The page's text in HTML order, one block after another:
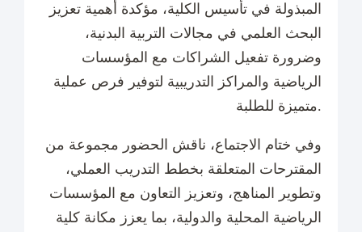
المبذولة في تأسيس الكلية، مؤكدة أهمية تعزيز
البحث العلمي في مجالات التربية البدنية،
وضرورة تفعيل الشراكات مع المؤسسات
الرياضية والمراكز التدريبية لتوفير فرص عملية
متميزة للطلبة.
وفي ختام الاجتماع، ناقش الحضور مجموعة من
المقترحات المتعلقة بخطط التدريب العملي،
وتطوير المناهج، وتعزيز التعاون مع المؤسسات
الرياضية المحلية والدولية، بما يعزز مكانة كلية